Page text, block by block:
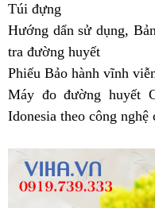
Túi đựng
Hướng dẩn sử dụng,
tra đường huyết
Phiếu Bảo hành vĩnh
Máy đo đường huyết
Idonesia theo công